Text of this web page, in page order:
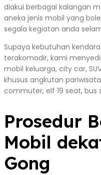
diakui berbagai kalangan
aneka jenis mobil yang
segala kegiatan anda
Supaya kebutuhan
terakomodir, kami
mobil keluarga, city car,
khusus angkutan
commuter, elf 19 seat, bus
Prosedur
Mobil
Gong